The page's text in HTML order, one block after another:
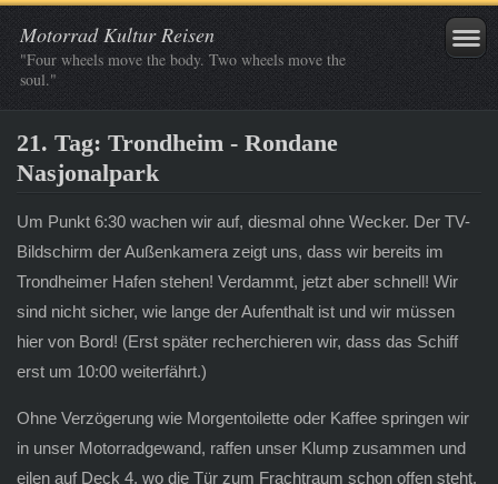
Motorrad Kultur Reisen
"Four wheels move the body. Two wheels move the
soul."
21. Tag: Trondheim - Rondane
Nasjonalpark
Um Punkt 6:30 wachen wir auf, diesmal ohne Wecker. Der TV-
Bildschirm der Außenkamera zeigt uns, dass wir bereits im
Trondheimer Hafen stehen! Verdammt, jetzt aber schnell! Wir
sind nicht sicher, wie lange der Aufenthalt ist und wir müssen
hier von Bord! (Erst später recherchieren wir, dass das Schiff
erst um 10:00 weiterfährt.)
Ohne Verzögerung wie Morgentoilette oder Kaffee springen wir
in unser Motorradgewand, raffen unser Klump zusammen und
eilen auf Deck 4, wo die Tür zum Frachtraum schon offen steht.